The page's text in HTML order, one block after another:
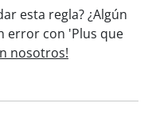
esta regla? ¿Algún
error con 'Plus que
nosotros!